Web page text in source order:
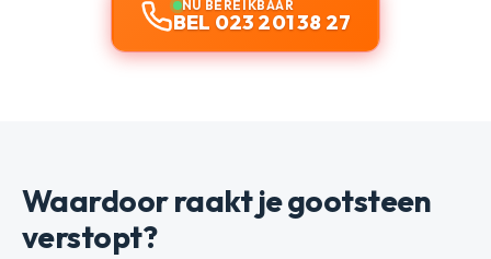
NU BEREIKBAAR
BEL 023 201 38 27
Waardoor raakt je gootsteen
verstopt?